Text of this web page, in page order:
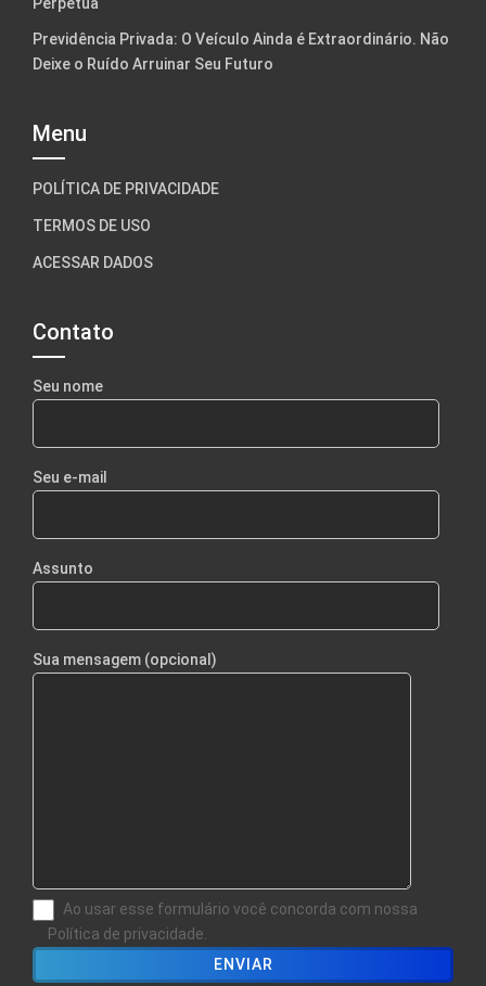
Perpétua
Previdência Privada: O Veículo Ainda é Extraordinário. Não
Deixe o Ruído Arruinar Seu Futuro
Menu
POLÍTICA DE PRIVACIDADE
TERMOS DE USO
ACESSAR DADOS
Contato
Seu nome
Seu e-mail
Assunto
Sua mensagem (opcional)
Ao usar esse formulário você concorda com nossa
Política de privacidade.